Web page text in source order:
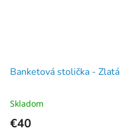
Banketová stolička - Zlatá
Skladom
€40